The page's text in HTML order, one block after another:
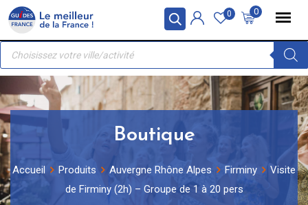
Panneau de gestion des cookies
Skip
content
0
0
Recherche
produits
Boutique
Accueil Produits Auvergne Rhône Alpes Firminy
Visite
de Firminy (2h) – Groupe de 1 à 20 pers